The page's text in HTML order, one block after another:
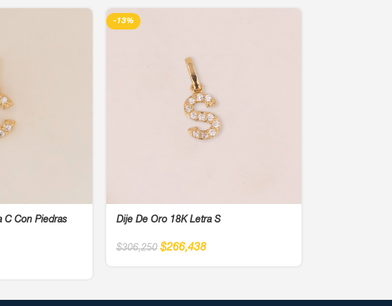
C Con Piedras
-13%
Dije De Oro 18K Letra S
$306,250 $266,438